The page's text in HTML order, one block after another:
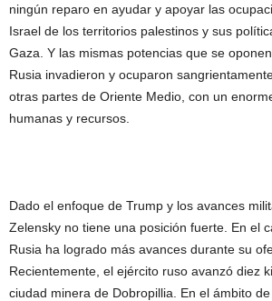
ningún reparo en ayudar y apoyar las
Israel de los territorios palestinos y sus
Gaza. Y las mismas potencias que se
Rusia invadieron y ocuparon
otras partes de Oriente Medio, con un
humanas y recursos.
Dado el enfoque de Trump y los avances
Zelensky no tiene una posición fuerte. En el
Rusia ha logrado más avances durante su
Recientemente, el ejército ruso avanzó diez
ciudad minera de Dobropillia. En el ámbito